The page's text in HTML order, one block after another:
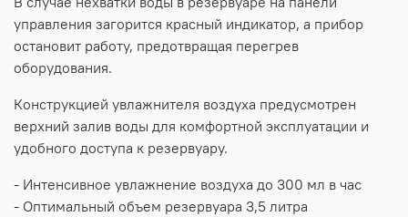
управления загорится красный индикатор, а прибор
остановит работу, предотвращая перегрев
оборудования.
Конструкцией увлажнителя воздуха предусмотрен
верхний залив воды для комфортной эксплуатации и
удобного доступа к резервуару.
- Интенсивное увлажнение воздуха до 300 мл в час
- Оптимальный объем резервуара 3,5 литра